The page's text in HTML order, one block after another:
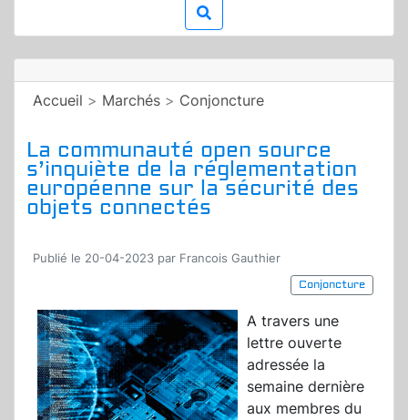
Accueil > Marchés > Conjoncture
La communauté open source
s’inquiète de la réglementation
européenne sur la sécurité des
objets connectés
Publié le 20-04-2023 par Francois Gauthier
Conjoncture
A travers une
lettre ouverte
adressée la
semaine dernière
aux membres du